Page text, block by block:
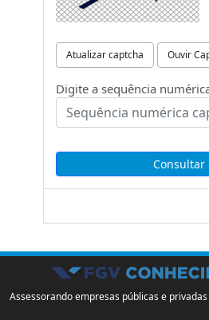
Atualizar captcha Ouvir
Digite a sequência
Assessorando empresas públicas e